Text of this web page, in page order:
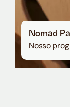
Nomad
Nosso